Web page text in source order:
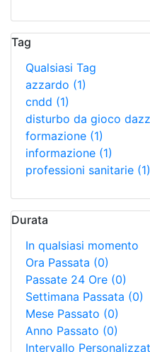
Tag
Qualsiasi Tag
azzardo (1)
cndd (1)
disturbo da gioco
formazione (1)
informazione (1)
professioni sanitarie (1)
Durata
In qualsiasi momento
Ora Passata (0)
Passate 24 Ore (0)
Settimana Passata (0)
Mese Passato (0)
Anno Passato (0)
Intervallo